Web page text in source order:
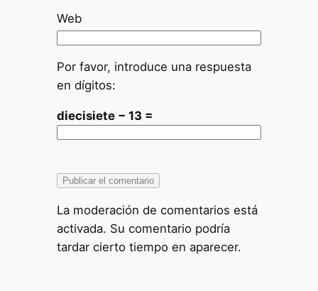
Web
Por favor, introduce una respuesta
en dígitos:
diecisiete − 13 =
La moderación de comentarios está
activada. Su comentario podría
tardar cierto tiempo en aparecer.